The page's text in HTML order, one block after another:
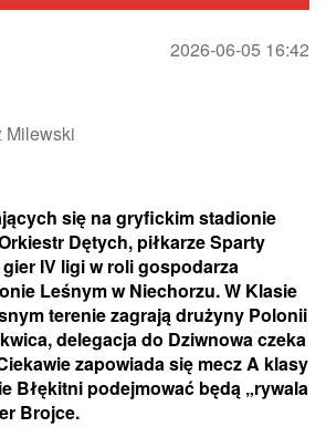
2026-06-05 16:42
Milewski
się na gryfickim stadionie
Dętych, piłkarze Sparty
IV ligi w roli gospodarza
Leśnym w Niechorzu. W Klasie
terenie zagrają drużyny Polonii
delegacja do Dziwnowa czeka
zapowiada się mecz A klasy
Błękitni podejmować będą „rywala
Brojce.